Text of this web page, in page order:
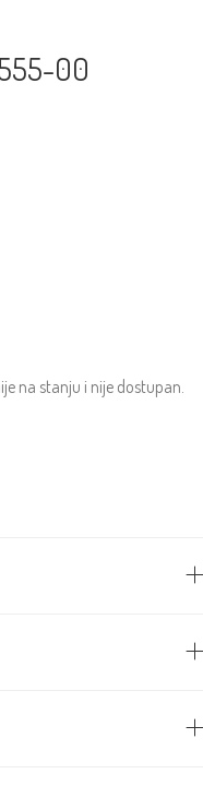
00
na stanju i nije dostupan.